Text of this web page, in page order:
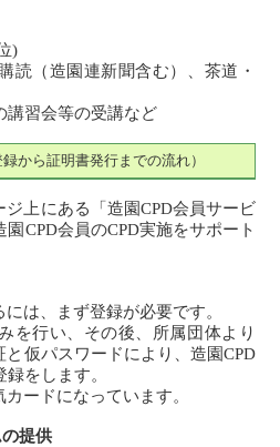
)
（造園連新聞含む）、茶道・
習会等の受講など
から証明書発行までの流れ）
ジ上にある「造園CPD会員サービ
CPD会員のCPD実施をサポート
には、まず登録が必要です。
を行い、その後、所属団体より
と仮パスワードにより、造園CPD
をします。
カードになっています。
提供